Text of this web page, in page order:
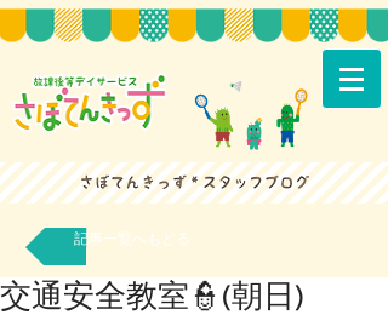
記事一覧へもどる
交通安全教室👮(朝日)